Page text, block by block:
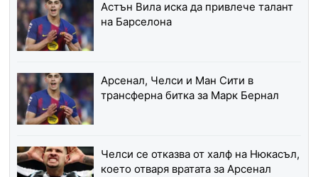
Астън Вила иска да привлече талант
на Барселона
Арсенал, Челси и Ман Сити в
трансферна битка за Марк Бернал
Челси се отказва от халф на Нюкасъл,
което отваря вратата за Арсенал